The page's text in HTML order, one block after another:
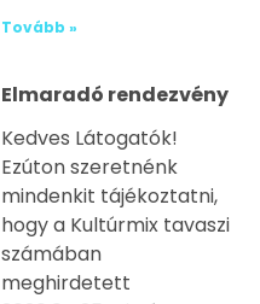
Tovább »
Elmaradó rendezvény
Kedves Látogatók!
Ezúton szeretnénk
mindenkit tájékoztatni,
hogy a Kultúrmix tavaszi
számában
meghirdetett